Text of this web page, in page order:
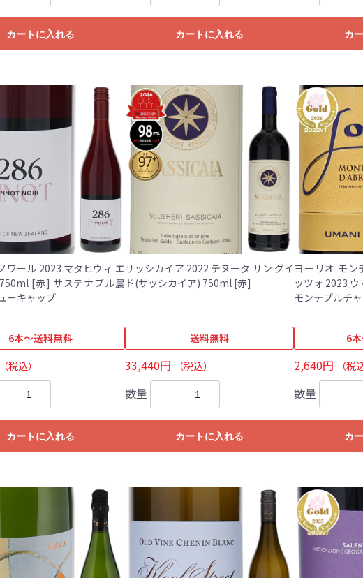
カートに入れる カートに入れる カ
ワール 2023 マタヒウィ エ
テナブル農
ーキャップ
6本～送料無料
（税込）
カートに入れる
サッシカイア 2022 テヌータ サン グイ
ド(サッシカイア) 750ml [赤]
送料無料
33,440円 （税込）
数量
カートに入れる
ヨーリオ モン
ッツォ 2023 ウ
モンテプルチ
6
2,640円 （税
数量
カ